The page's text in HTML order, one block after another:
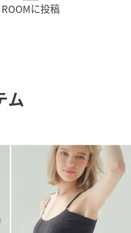
ャッチしつつ、表
中の汗を広範囲に
プリント。ラベル
。
ROOMに投稿
ム